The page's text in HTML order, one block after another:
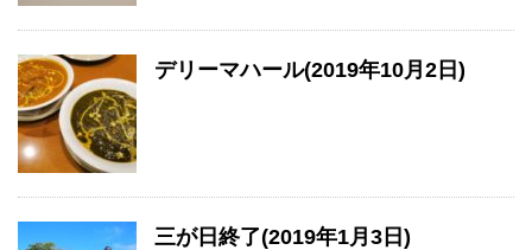
デリーマハール(2019年10月2日)
三が日終了(2019年1月3日)